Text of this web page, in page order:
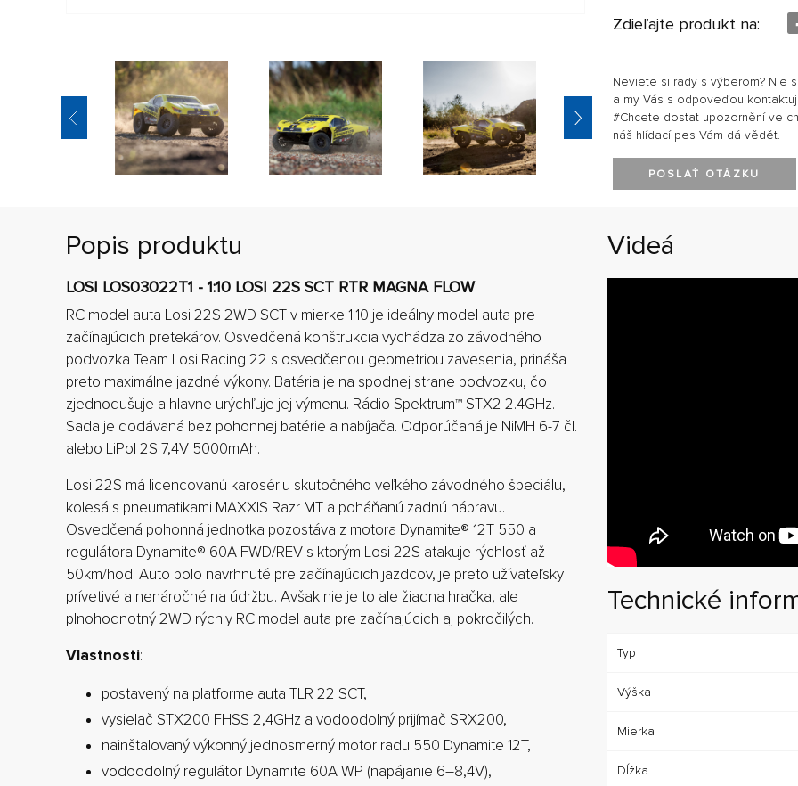
Zdieľajte produkt na:
Neviete si rady s výberom? Nie
a my Vás s odpoveďou
#Chcete dostat upozornění ve
náš hlídací pes Vám dá vědět.
POSLAŤ OTÁZKU
Popis produktu
LOSI LOS03022T1 - 1:10 LOSI 22S SCT RTR MAGNA FLOW
RC model auta Losi 22S 2WD SCT v mierke 1:10 je ideálny model auta pre
začínajúcich pretekárov. Osvedčená konštrukcia vychádza zo závodného
podvozka Team Losi Racing 22 s osvedčenou geometriou zavesenia, prináša
preto maximálne jazdné výkony. Batéria je na spodnej strane podvozku, čo
zjednodušuje a hlavne urýchľuje jej výmenu. Rádio Spektrum™ STX2 2.4GHz.
Sada je dodávaná bez pohonnej batérie a nabíjača. Odporúčaná je NiMH 6-7 čl.
alebo LiPol 2S 7,4V 5000mAh.
Losi 22S má licencovanú karosériu skutočného veľkého závodného špeciálu,
kolesá s pneumatikami MAXXIS Razr MT a poháňanú zadnú nápravu.
Osvedčená pohonná jednotka pozostáva z motora Dynamite® 12T 550 a
regulátora Dynamite® 60A FWD/REV s ktorým Losi 22S atakuje rýchlosť až
50km/hod. Auto bolo navrhnuté pre začínajúcich jazdcov, je preto užívateľsky
prívetivé a nenáročné na údržbu. Avšak nie je to ale žiadna hračka, ale
plnohodnotný 2WD rýchly RC model auta pre začínajúcich aj pokročilých.
Vlastnosti:
postavený na platforme auta TLR 22 SCT,
vysielač STX200 FHSS 2,4GHz a vodoodolný prijímač SRX200,
nainštalovaný výkonný jednosmerný motor radu 550 Dynamite 12T,
vodoodolný regulátor Dynamite 60A WP (napájanie 6–8,4V),
Videá
Technické
Typ
Výška
Mierka
Dĺžka